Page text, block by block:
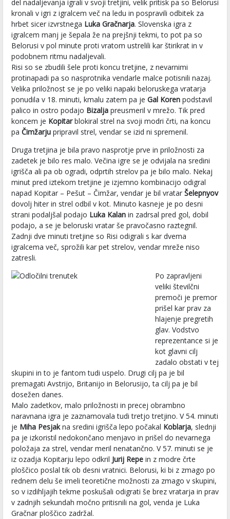
del nadaljevanja igrali v svoji tretjini, velik pritisk pa so Belorusi
kronali v igri z igralcem več na ledu in pospravili odbitek za
hrbet sicer izvrstnega Luka Gračnarja. Slovenska igra z
igralcem manj je šepala že na prejšnji tekmi, to pot pa so
Belorusi v pol minute proti vratom ustrelili kar štirikrat in v
podobnem ritmu nadaljevali.
Risi so se zbudili šele proti koncu tretjine, z nevarnimi
protinapadi pa so nasprotnika vendarle malce potisnili nazaj.
Velika priložnost se je po veliki napaki beloruskega vratarja
ponudila v 18. minuti, kmalu zatem pa je Gal Koren podstavil
palico in ostro podajo Bizalja preusmeril v mrežo. Tik pred
koncem je Kopitarblokiral strel na svoji modri črti, na koncu
pa Čimžarju pripravil strel, vendar se izid ni spremenil.
Druga tretjina je bila pravo nasprotje prve in priložnosti za
zadetek je bilo res malo. Večina igre se je odvijala na sredini
igrišča ali pa ob ogradi, odprtih strelov pa je bilo malo. Nekaj
minut pred iztekom tretjine je izjemno kombinacijo odigral
napad Kopitar – Pešut – Čimžar, vendar je bil vratar Šelepnyov
dovolj hiter in strel odbil v kot. Minuto kasneje je po desni
strani podaljšal podajo Luka Kalan in zadrsal pred gol, dobil
podajo, a se je beloruski vratar še pravočasno raztegnil.
Zadnji dve minuti tretjine so Risi odigrali s kar dvema
igralcema več, sprožili kar pet strelov, vendar mreže niso
zatresli.
Po zapravljeni
veliki številčni
premoči je premor
prišel kar prav za
hlajenje pregretih
glav. Vodstvo
reprezentance si je
kot glavni cilj
zadalo obstati v tej
skupini in to je fantom tudi uspelo. Drugi cilj pa je bil
premagati Avstrijo, Britanijo in Belorusijo, ta cilj pa je bil
dosežen danes.
Malo zadetkov, malo priložnosti in precej obrambno
naravnana igra je zaznamovala tudi tretjo tretjino. V 54. minuti
je Miha Pesjakna sredini igrišča lepo počakal Koblarja, slednji
pa je izkoristil nedokončano menjavo in prišel do nevarnega
položaja za strel, vendar meril nenatančno. V 57. minuti se je
iz ozadja Kopitarju lepo odkril Jurij Repe in z modre črte
ploščico poslal tik ob desni vratnici. Belorusi, ki bi z zmago po
rednem delu še imeli teoretične možnosti za zmago v skupini,
so v izdihljajih tekme poskušali odigrati še brez vratarja in prav
v zadnjih sekundah močno pritisnili na gol, venda je Luka
Gračnar ploščico zadržal.